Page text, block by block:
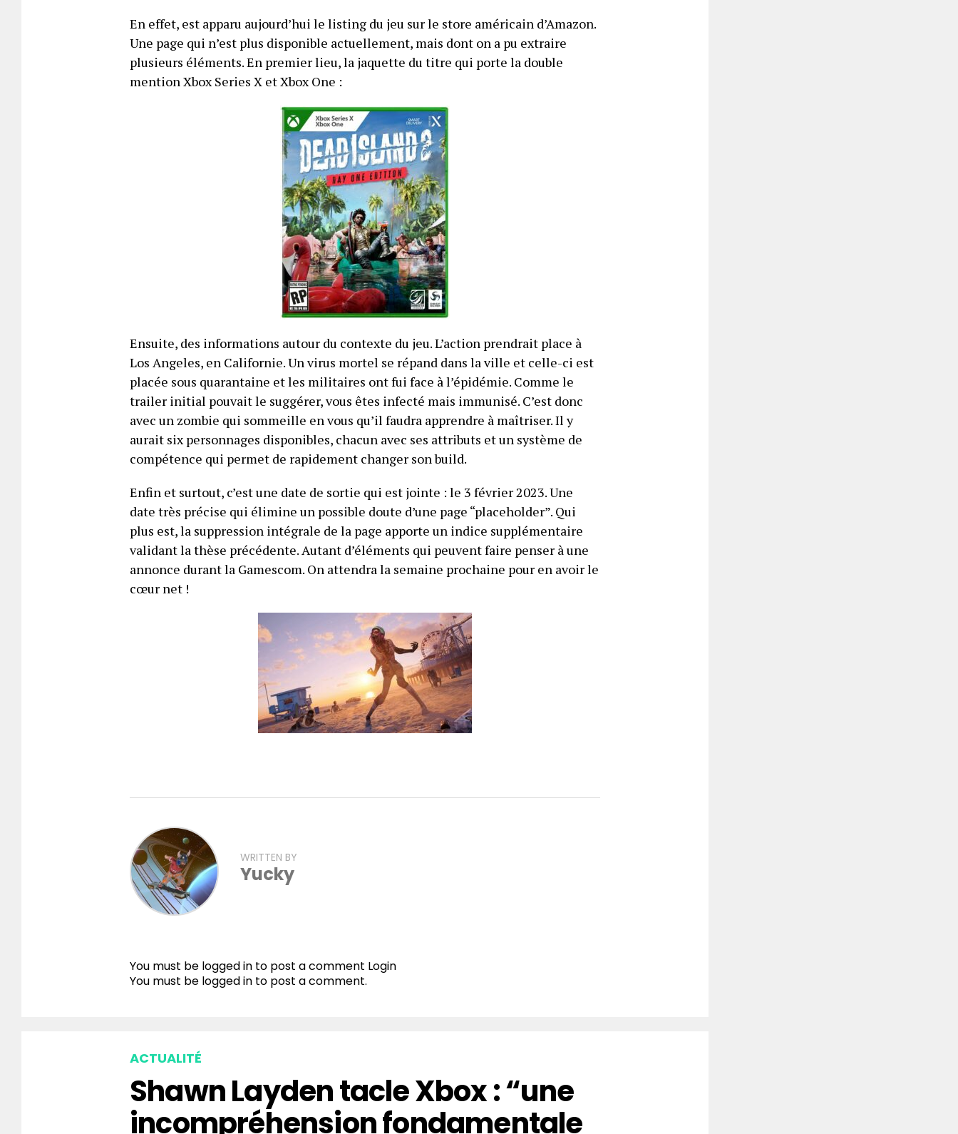
En effet, est apparu aujourd’hui le listing du jeu sur le store américain d’Amazon.
Une page qui n’est plus disponible actuellement, mais dont on a pu extraire
plusieurs éléments. En premier lieu, la jaquette du titre qui porte la double
mention Xbox Series X et Xbox One :
Ensuite, des informations autour du contexte du jeu. L’action prendrait place à
Los Angeles, en Californie. Un virus mortel se répand dans la ville et celle-ci est
placée sous quarantaine et les militaires ont fui face à l’épidémie. Comme le
trailer initial pouvait le suggérer, vous êtes infecté mais immunisé. C’est donc
avec un zombie qui sommeille en vous qu’il faudra apprendre à maîtriser. Il y
aurait six personnages disponibles, chacun avec ses attributs et un système de
compétence qui permet de rapidement changer son build.
Enfin et surtout, c’est une date de sortie qui est jointe : le 3 février 2023. Une
date très précise qui élimine un possible doute d’une page “placeholder”. Qui
plus est, la suppression intégrale de la page apporte un indice supplémentaire
validant la thèse précédente. Autant d’éléments qui peuvent faire penser à une
annonce durant la Gamescom. On attendra la semaine prochaine pour en avoir le
cœur net !
WRITTEN BY
Yucky
You must be logged in to post a comment Login
You must be logged in to post a comment.
ACTUALITÉ
Shawn Layden tacle Xbox : “une
incompréhension fondamentale